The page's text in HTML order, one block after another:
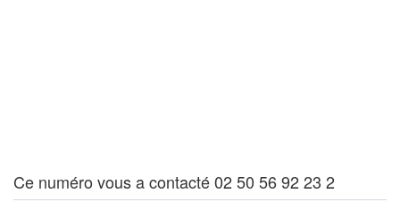
Ce numéro vous a contacté 02 50 56 92 23 2